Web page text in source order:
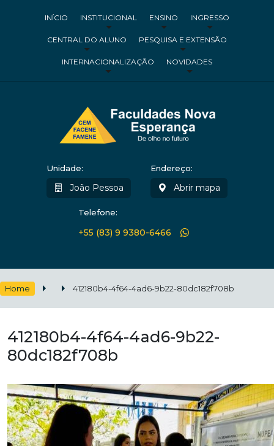
INÍCIO INSTITUCIONAL ENSINO INGRESSO
CENTRAL DO ALUNO PESQUISA E EXTENSÃO
INTERNACIONALIZAÇÃO NOVIDADES
Unidade:
João Pessoa
Endereço:
Abrir mapa
Telefone:
+55 (83) 9 9380-6466
Home 412180b4-4f64-4ad6-9b22-80dc182f708b
412180b4-4f64-4ad6-9b22-
80dc182f708b